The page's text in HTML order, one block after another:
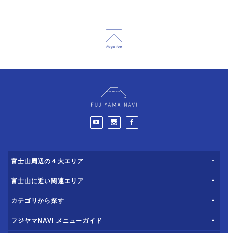
富士山周辺の４大エリア
富士山に近い関連エリア
カテゴリから探す
フジヤマNAVI メニューガイド